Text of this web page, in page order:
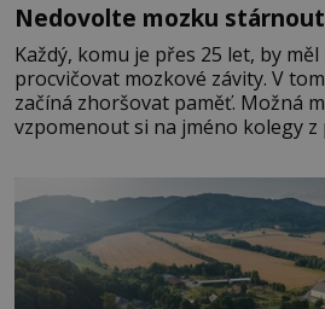
Nedovolte mozku stárnout
Každý, komu je přes 25 let, by
procvičovat mozkové závity. V
začíná zhoršovat paměť. Možná
vzpomenout si na jméno kolegy z
Je to opravdu tak, s věkem jako
rozhodla stávkovat. Cvičte